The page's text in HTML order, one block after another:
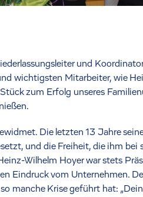
und
wichtigsten Mitarbeiter, wie
zum Erfolg unseres
Die letzten 13 Jahre
und die Freiheit, die ihm bei
Wilhelm Hoyer war stets
Eindruck vom Unternehmen.
manche Krise geführt hat: